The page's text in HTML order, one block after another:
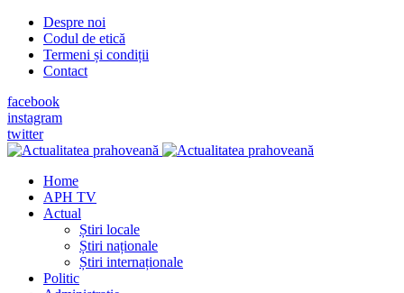
Despre noi
Codul de etică
Termeni și condiții
Contact
facebook
instagram
twitter
Home
APH TV
Actual
Știri locale
Știri naționale
Știri internaționale
Politic